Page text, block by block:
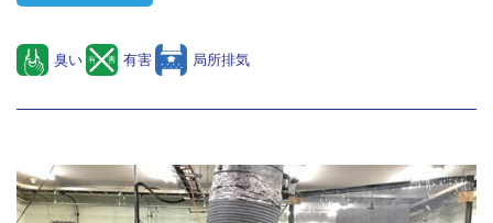
臭い 有害 局所排気